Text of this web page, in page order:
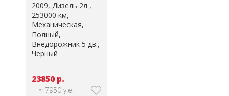
2009 Дизель 2л
253000 км
Механическая
Полный
Внедорожник 5 дв.
Черный
23850 р.
≈ 7950 у.е.